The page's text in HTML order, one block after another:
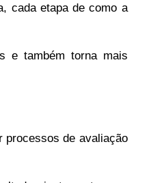
cada etapa de como a
e também torna mais
processos de avaliação